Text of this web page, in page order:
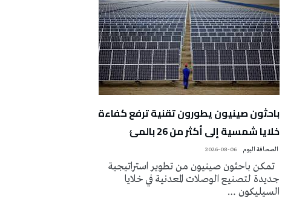
باحثون صينيون يطورون تقنية ترفع كفاءة
خلايا شمسية إلى أكثر من 26 بالمئ
2026-08-06
تمكن باحثون صينيون من تطوير استراتيجية
جديدة لتصنيع الوصلات المعدنية في خلايا
السيليكون …